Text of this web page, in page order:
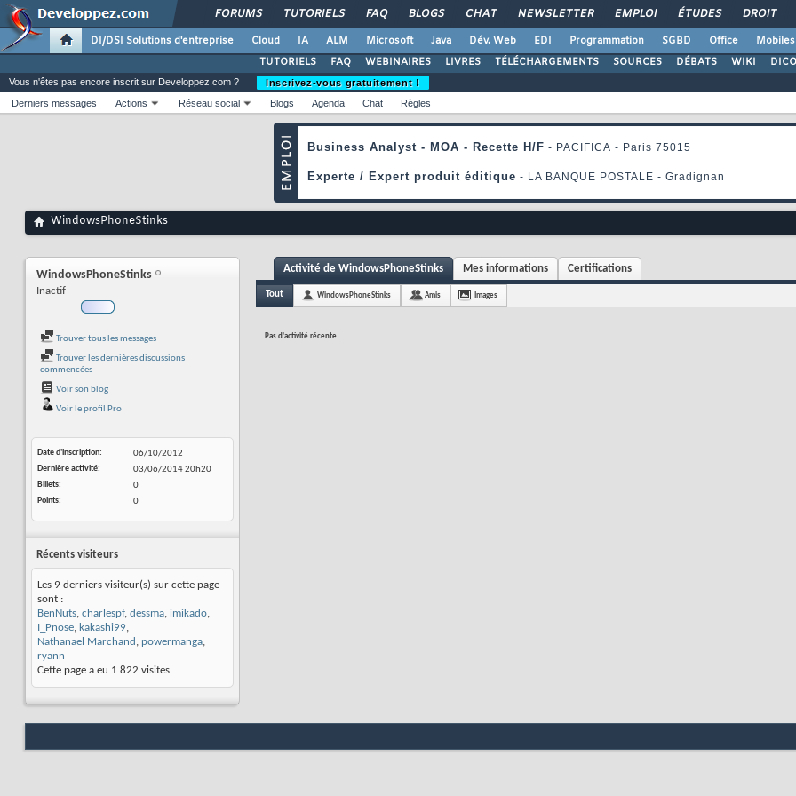
FORUMS TUTORIELS FAQ BLOGS CHAT NEWSLETTER EMPLOI ÉTUDES DROIT
DI/DSI Solutions d'entreprise Cloud IA ALM Microsoft Java Dév. Web EDI Programmation SGBD Office Mobiles
TUTORIELS
FAQ WEBINAIRES LIVRES TÉLÉCHARGEMENTS SOURCES DÉBATS WIKI DICO
Vous n'êtes pas encore inscrit sur Developpez.com ?
Inscrivez-vous gratuitement !
Derniers messages
Actions Réseau social Blogs Agenda Chat Règles
WindowsPhoneStinks
WindowsPhoneStinks
Inactif
Trouver tous les messages
Trouver les dernières discussions
commencées
Voir son blog
Voir le profil Pro
Date d'inscription
06/10/2012
Dernière activité
03/06/201420h20
Billets
0
Points
0
Récents visiteurs
Les 9 derniers visiteur(s) sur cette page
sont :
BenNuts, charlespf, dessma, imikado,
I_Pnose, kakashi99,
Nathanael Marchand , powermanga,
ryann
Cette page a eu 1 822 visites
Activité de WindowsPhoneStinks Mes informations Certifications
Tout WindowsPhoneStinks Amis Images
Pas d'activité récente